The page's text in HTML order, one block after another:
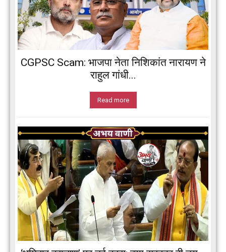
CGPSC Scam: भाजपा नेता निशिकांत नारायण ने
राहुल गांधी...
Read more